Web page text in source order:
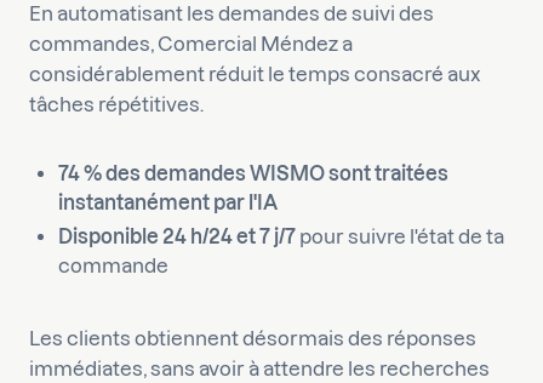
En automatisant les demandes de suivi des
commandes, Comercial Méndez a
considérablement réduit le temps consacré aux
tâches répétitives.
74 % des demandes WISMO sont traitées
instantanément par l'IA
Disponible 24 h/24 et 7 j/7 pour suivre l'état de ta
commande
Les clients obtiennent désormais des réponses
immédiates, sans avoir à attendre les recherches